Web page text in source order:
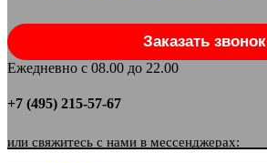
Заказать звонок
Ежедневно с 08.00 до 22.00
+7 (495) 215-57-67
или свяжитесь с нами в мессенджерах: